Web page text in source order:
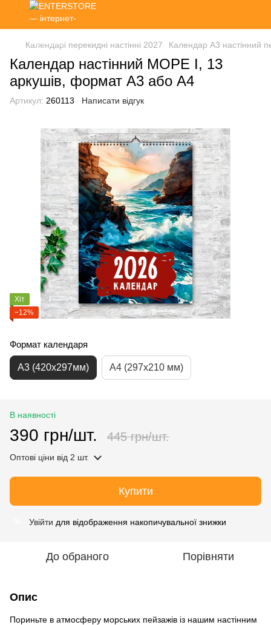
Календарі перекидні настінні 2027 Календар А3 настінний
Календар настінний МОРЕ І, 13
аркушів, формат А3 або А4
Артикул: 260113 Написати відгук
Хіт
−12%
Формат календаря
А3 (420х297мм) А4 (297х210 мм)
В наявності
390 грн/шт. 445 грн/шт.
Оптові ціни від 2 шт.
Купити
Увійти для відображення накопичувальної знижки
До обраного Порівняти
Опис
Пориньте в атмосферу морських пейзажів із нашим настінним